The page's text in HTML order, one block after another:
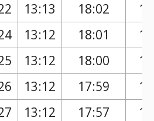
13:13 18:02
13:12 18:01
13:12 18:00
13:12 17:59
13:12 17:57